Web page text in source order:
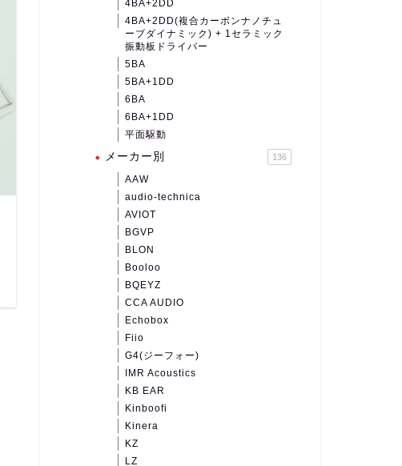
4BA+2DD
4BA+2DD(複合カーボンナノチュ
ーブダイナミック) + 1セラミック
振動板ドライバー
5BA
5BA+1DD
6BA
6BA+1DD
平面駆動
メーカー別 136
AAW
audio-technica
AVIOT
BGVP
BLON
Booloo
BQEYZ
CCA AUDIO
Echobox
Fiio
G4(ジーフォー)
IMR Acoustics
KB EAR
Kinboofi
Kinera
KZ
LZ